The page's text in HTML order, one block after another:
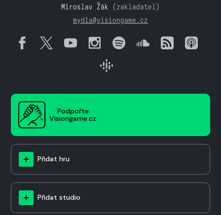
Miroslav Žák (zakladatel)
mydla@visiongame.cz
Podpořte
Visiongame.cz
Přidat hru
Přidat studio